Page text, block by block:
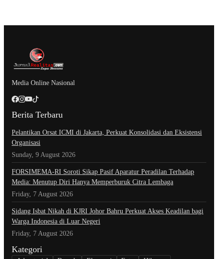
Media Online Nasional
Berita Terbaru
Pelantikan Orsat ICMI di Jakarta, Perkuat Konsolidasi dan Eksistensi
Organisasi
Sunday, 9 August 2026
​FORSIMEMA-RI Soroti Sikap Pasif Aparatur Peradilan Terhadap
Media: Menutup Diri Hanya Memperburuk Citra Lembaga
Friday, 7 August 2026
Sidang Isbat Nikah di KJRI Johor Bahru Perkuat Akses Keadilan bagi
Warga Indonesia di Luar Negeri
Friday, 7 August 2026
Kategori